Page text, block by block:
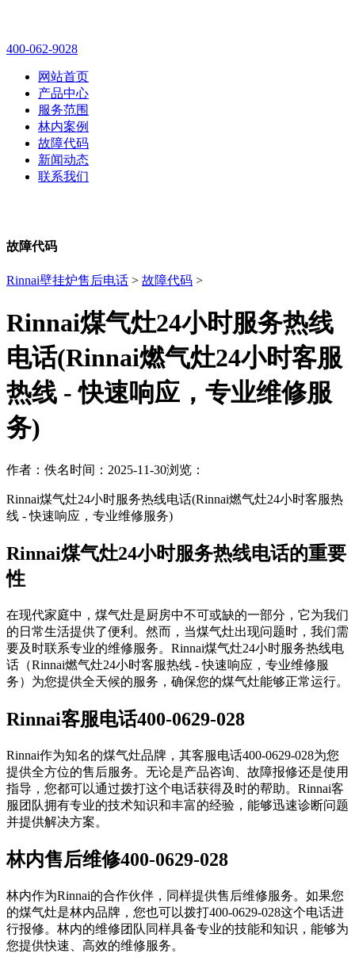
400-062-9028
网站首页
产品中心
服务范围
林内案例
故障代码
新闻动态
联系我们
故障代码
Rinnai壁挂炉售后电话 > 故障代码 >
Rinnai煤气灶24小时服务热线
电话(Rinnai燃气灶24小时客服
热线 - 快速响应，专业维修服
务)
作者：佚名时间：2025-11-30浏览：
Rinnai煤气灶24小时服务热线电话(Rinnai燃气灶24小时客服热
线 - 快速响应，专业维修服务)
Rinnai煤气灶24小时服务热线电话的重要
性
在现代家庭中，煤气灶是厨房中不可或缺的一部分，它为我们
的日常生活提供了便利。然而，当煤气灶出现问题时，我们需
要及时联系专业的维修服务。Rinnai煤气灶24小时服务热线电
话（Rinnai燃气灶24小时客服热线 - 快速响应，专业维修服
务）为您提供全天候的服务，确保您的煤气灶能够正常运行。
Rinnai客服电话400-0629-028
Rinnai作为知名的煤气灶品牌，其客服电话400-0629-028为您
提供全方位的售后服务。无论是产品咨询、故障报修还是使用
指导，您都可以通过拨打这个电话获得及时的帮助。Rinnai客
服团队拥有专业的技术知识和丰富的经验，能够迅速诊断问题
并提供解决方案。
林内售后维修400-0629-028
林内作为Rinnai的合作伙伴，同样提供售后维修服务。如果您
的煤气灶是林内品牌，您也可以拨打400-0629-028这个电话进
行报修。林内的维修团队同样具备专业的技能和知识，能够为
您提供快速、高效的维修服务。